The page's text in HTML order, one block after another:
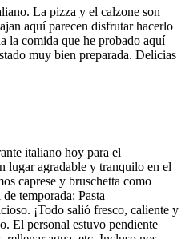
La pizza y el calzone son
aquí parecen disfrutar hacerlo
la comida que he probado aquí
muy bien preparada. Delicias
italiano hoy para el
lugar agradable y tranquilo en el
caprese y bruschetta como
temporada: Pasta
¡Todo salió fresco, caliente y
El personal estuvo pendiente